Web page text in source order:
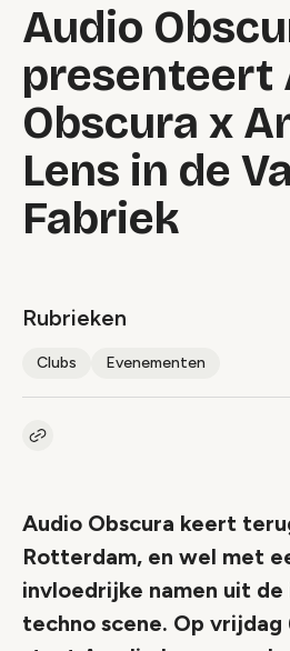
Audio
presenteert
Obscura x
Lens in de
Fabriek
Rubrieken
Clubs Evenementen
Kopieer link naar artikel
Audio Obscura keert
Rotterdam, en wel met
invloedrijke namen uit
techno scene. Op